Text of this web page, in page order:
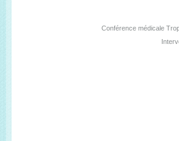
Conférence médicale